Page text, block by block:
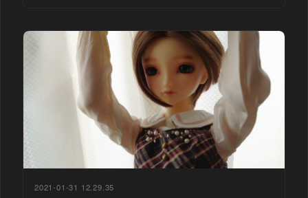
2021-01-31 12.29.35